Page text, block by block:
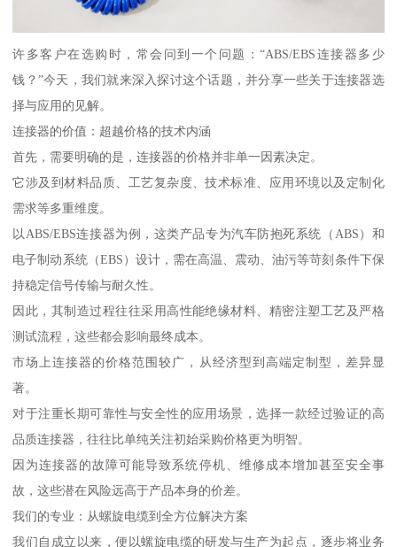
许多客户在选购时，常会问到一个问题：“ABS/EBS连接器多少
钱？”今天，我们就来深入探讨这个话题，并分享一些关于连接器选
择与应用的见解。
连接器的价值：超越价格的技术内涵
首先，需要明确的是，连接器的价格并非单一因素决定。
它涉及到材料品质、工艺复杂度、技术标准、应用环境以及定制化
需求等多重维度。
以ABS/EBS连接器为例，这类产品专为汽车防抱死系统（ABS）和
电子制动系统（EBS）设计，需在高温、震动、油污等苛刻条件下保
持稳定信号传输与耐久性。
因此，其制造过程往往采用高性能绝缘材料、精密注塑工艺及严格
测试流程，这些都会影响最终成本。
市场上连接器的价格范围较广，从经济型到高端定制型，差异显
著。
对于注重长期可靠性与安全性的应用场景，选择一款经过验证的高
品质连接器，往往比单纯关注初始采购价格更为明智。
因为连接器的故障可能导致系统停机、维修成本增加甚至安全事
故，这些潜在风险远高于产品本身的价差。
我们的专业：从螺旋电缆到全方位解决方案
我们自成立以来，便以螺旋电缆的研发与生产为起点，逐步将业务